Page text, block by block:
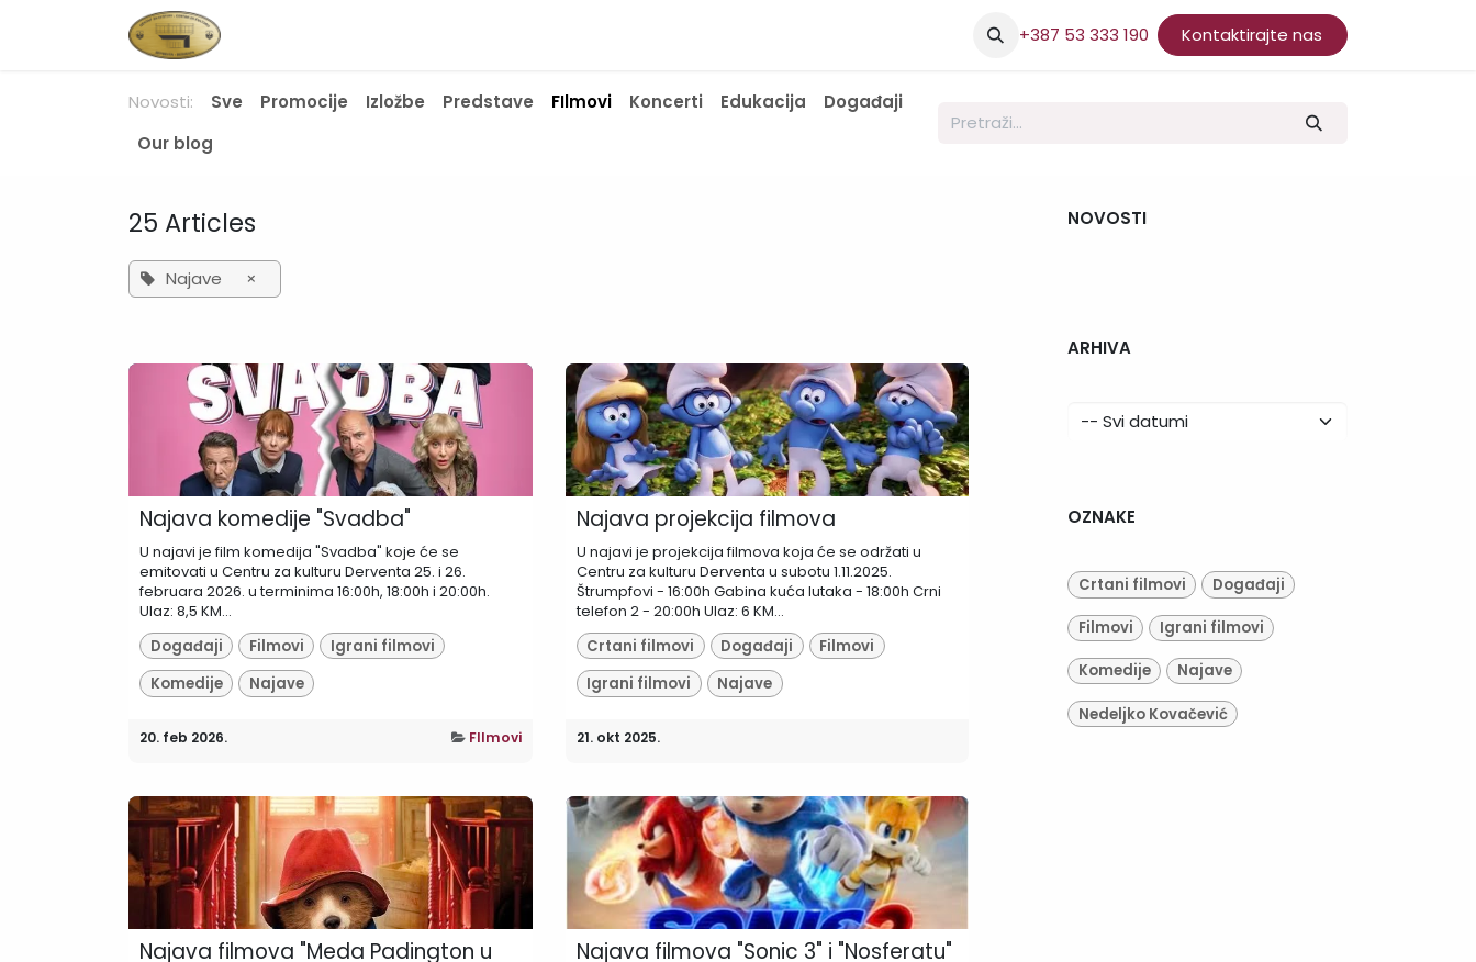
+387 53 333 190 Kontaktirajte nas
Novosti: Sve Promocije Izložbe Predstave FIlmovi Koncerti Edukacija
Događaji
Our blog
25 Articles
Najave ×
Najava komedije "Svadba"
U najavi je film komedija "Svadba" koje će se
emitovati u Centru za kulturu Derventa 25. i 26.
februara 2026. u terminima 16:00h, 18:00h i 20:00h.
Ulaz: 8,5 KM...
Događaji
Filmovi
Igrani filmovi
Komedije
Najave
20. feb 2026. FIlmovi
Najava projekcija filmova
U najavi je projekcija filmova koja će se održati u
Centru za kulturu Derventa u subotu 1.11.2025.
Štrumpfovi - 16:00h Gabina kuća lutaka - 18:00h Crni
telefon 2 - 20:00h Ulaz: 6 KM...
Crtani filmovi
Događaji
Filmovi
Igrani filmovi
Najave
21. okt 2025.
Najava filmova "Meda Padington u
Najava filmova "Sonic 3" i "Nosferatu"
NOVOSTI
ARHIVA
OZNAKE
Crtani filmovi Događaji
Filmovi Igrani filmovi
Komedije Najave
Nedeljko Kovačević